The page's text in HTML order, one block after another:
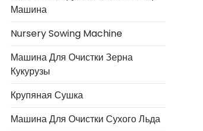
Машина
Nursery Sowing Machine
Машина Для Очистки Зерна
Кукурузы
Крупяная Сушка
Машина Для Очистки Сухого Льда